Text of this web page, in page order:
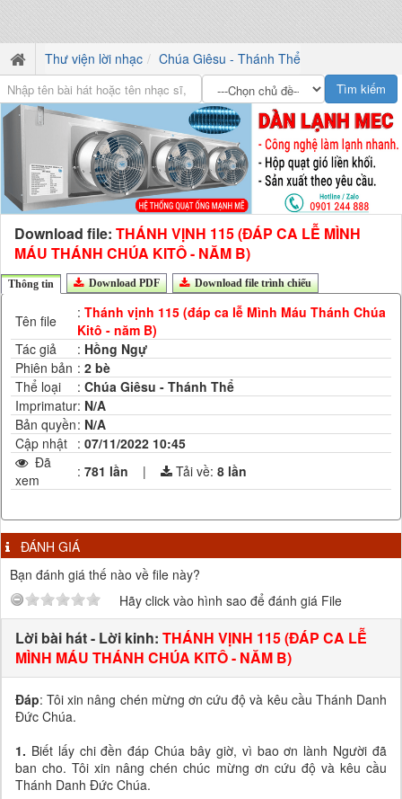
Thư viện lời nhạc Chúa Giêsu - Thánh Thể
Download file: THÁNH VỊNH 115 (ĐÁP CA LỄ MÌNH
MÁU THÁNH CHÚA KITÔ - NĂM B)
Thông tin Download PDF Download file trình chiếu
Tên file : Thánh vịnh 115 (đáp ca lễ Mình Máu Thánh Chúa
Kitô - năm B)
Tác giả
: Hồng Ngự
Phiên bản : 2 bè
Thể loại
: Chúa Giêsu - Thánh Thể
Imprimatur: N/A
Bản quyền: N/A
Cập nhật : 07/11/2022 10:45
Đã
xem
: 781 lần | Tải về: 8 lần
ĐÁNH GIÁ
Bạn đánh giá thế nào về file này?
Hãy click vào hình sao để đánh giá File
Lời bài hát - Lời kinh: THÁNH VỊNH 115 (ĐÁP CA LỄ
MÌNH MÁU THÁNH CHÚA KITÔ - NĂM B)
Đáp: Tôi xin nâng chén mừng ơn cứu độ và kêu cầu Thánh Danh
Đức Chúa.
1. Biết lấy chi đền đáp Chúa bây giờ, vì bao ơn lành Người đã
ban cho. Tôi xin nâng chén chúc mừng ơn cứu độ và kêu cầu
Thánh Danh Đức Chúa.